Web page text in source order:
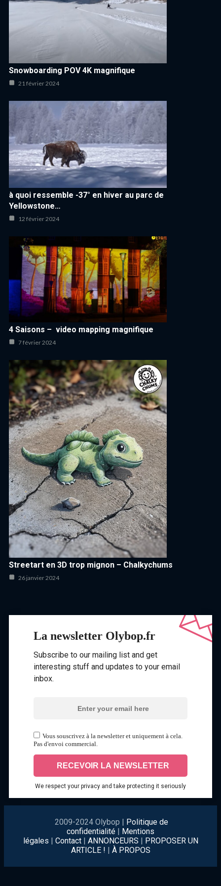
Snowboarding POV 4K magnifique
21 février 2024
à quoi ressemble -37° en hiver au parc de
Yellowstone…
12 février 2024
4 Saisons – video mapping magnifique
7 février 2024
Streetart en 3D trop mignon – Chalkychums
26 janvier 2024
La newsletter Olybop.fr
Subscribe to our mailing list and get
interesting stuff and updates to your email
inbox.
Vous souscrivez à la newsletter et uniquement à cela.
Pas d'envoi commercial.
We respect your privacy and take protecting it seriously
2009-2024 Olybop | Politique de
confidentialité | Mentions
légales | Contact| ANNONCEURS | PROPOSER UN
ARTICLE ! | À PROPOS